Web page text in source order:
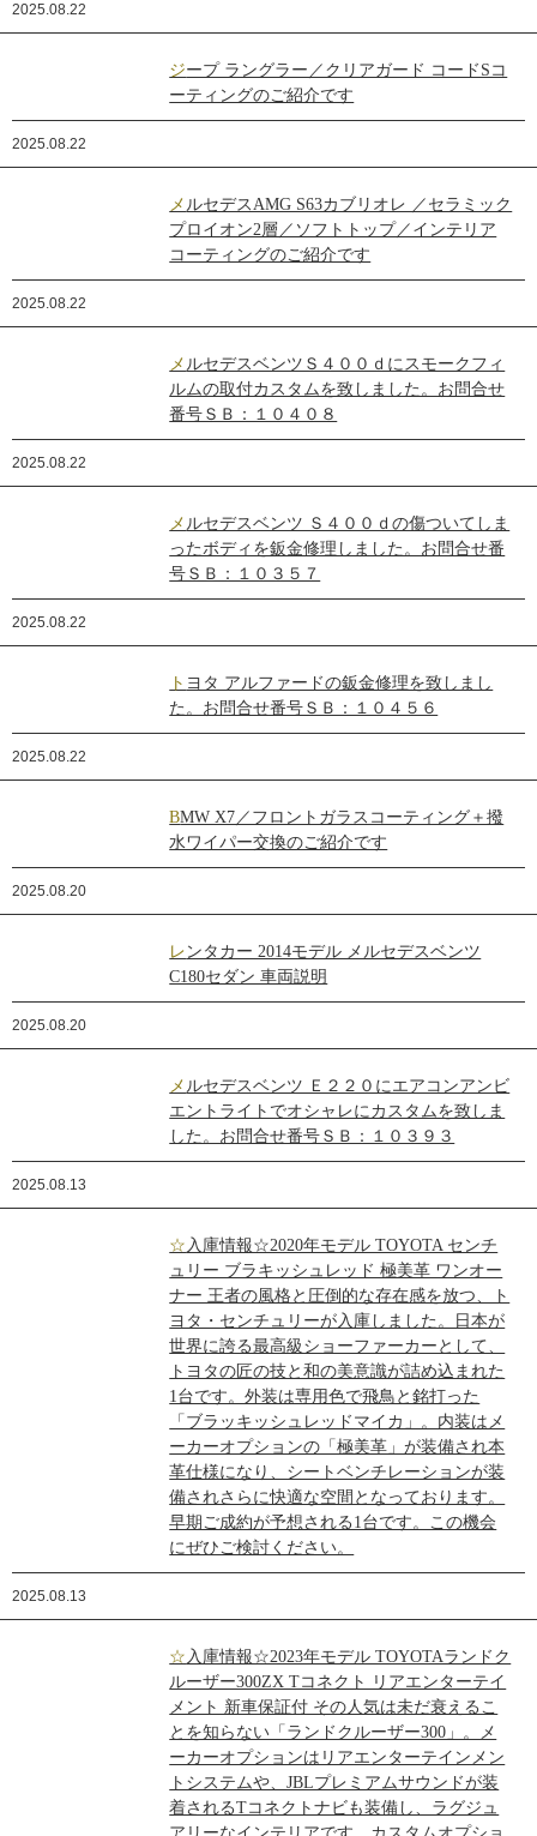
2025.08.22
ジープ ラングラー／クリアガード コードSコ
ーティングのご紹介です
2025.08.22
メルセデスAMG S63カブリオレ ／セラミック
プロイオン2層／ソフトトップ／インテリア
コーティングのご紹介です
2025.08.22
メルセデスベンツＳ４００ｄにスモークフィ
ルムの取付カスタムを致しました。お問合せ
番号ＳＢ：１０４０８
2025.08.22
メルセデスベンツ Ｓ４００ｄの傷ついてしま
ったボディを鈑金修理しました。お問合せ番
号ＳＢ：１０３５７
2025.08.22
トヨタ アルファードの鈑金修理を致しまし
た。お問合せ番号ＳＢ：１０４５６
2025.08.22
BMW X7／フロントガラスコーティング＋撥
水ワイパー交換のご紹介です
2025.08.20
レンタカー 2014モデル メルセデスベンツ
C180セダン 車両説明
2025.08.20
メルセデスベンツ Ｅ２２０にエアコンアンビ
エントライトでオシャレにカスタムを致しま
した。お問合せ番号ＳＢ：１０３９３
2025.08.13
☆入庫情報☆2020年モデル TOYOTA センチ
ュリー ブラキッシュレッド 極美革 ワンオー
ナー 王者の風格と圧倒的な存在感を放つ、ト
ヨタ・センチュリーが入庫しました。日本が
世界に誇る最高級ショーファーカーとして、
トヨタの匠の技と和の美意識が詰め込まれた
1台です。外装は専用色で飛鳥と銘打った
「ブラッキッシュレッドマイカ」。内装はメ
ーカーオプションの「極美革」が装備され本
革仕様になり、シートベンチレーションが装
備されさらに快適な空間となっております。
早期ご成約が予想される1台です。この機会
にぜひご検討ください。
2025.08.13
☆入庫情報☆2023年モデル TOYOTAランドク
ルーザー300ZX Tコネクト リアエンターテイ
メント 新車保証付 その人気は未だ衰えるこ
とを知らない「ランドクルーザー300」。メ
ーカーオプションはリアエンターテインメン
トシステムや、JBLプレミアムサウンドが装
着されるTコネクトナビも装備し、ラグジュ